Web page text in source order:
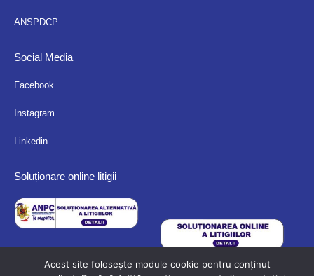
ANSPDCP
Social Media
Facebook
Instagram
Linkedin
Soluționare online litigii
Acest site folosește module cookie pentru conținut